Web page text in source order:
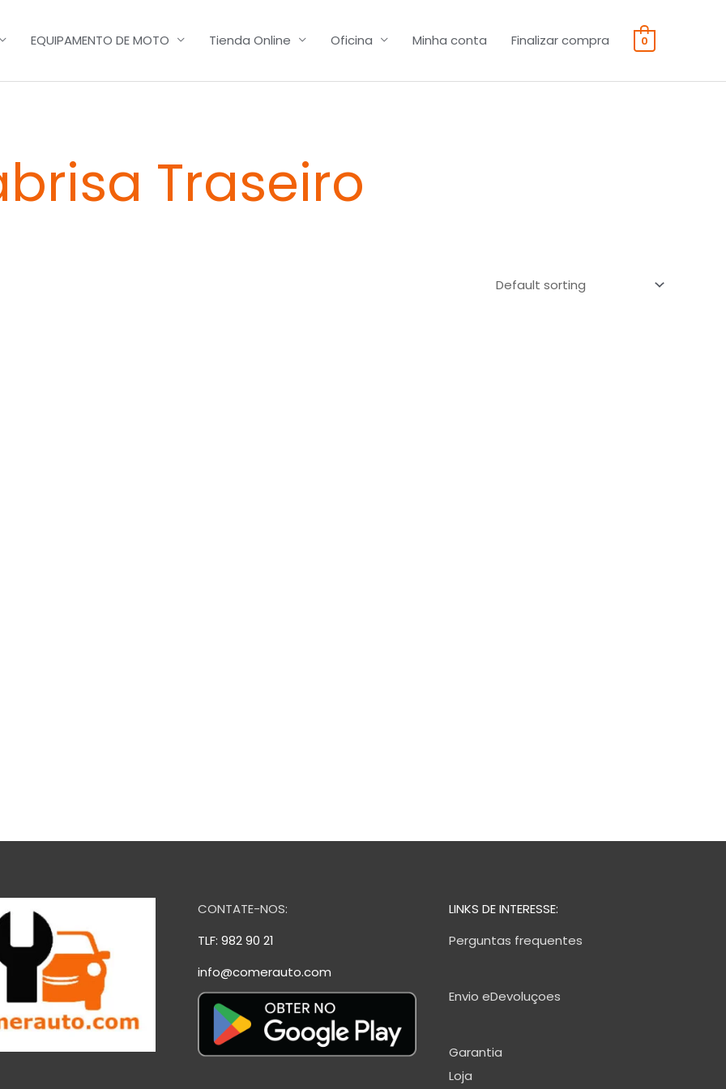
EQUIPAMENTO DE MOTO Tienda Online Oficina Minha conta Finalizar compra 0
Traseiro
CONTATE-NOS:
TLF: 982 90 21
info@comerauto.com
LINKS DE INTERESSE:
Perguntas frequentes
Envio eDevoluçoes
Garantia
Loja